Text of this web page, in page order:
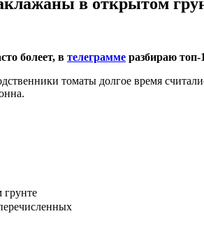
болеет, в телеграмме разбираю
томаты долгое время